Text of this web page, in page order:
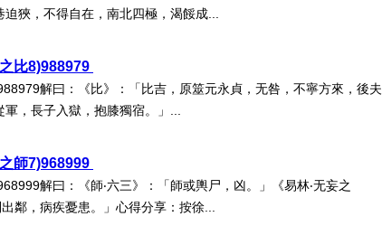
狹，不得自在，南北四極，渴餒成...
比8)988979
解曰：《比》：「比吉，原筮元永貞，无咎，不寧方來，後夫
，長子入獄，抱膝獨宿。」...
師7)968999
解曰：《師‧六三》：「師或輿尸，凶。」《易林‧无妄之
鄰，病疾憂患。」心得分享：按徐...